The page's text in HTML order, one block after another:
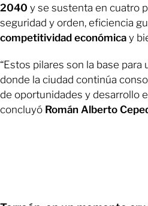
2040 y se sustenta en cuatro
seguridad y orden, eficiencia
competitividad económica y
“Estos pilares son la base para
donde la ciudad continúa
de oportunidades y desarrollo
concluyó Román Alberto